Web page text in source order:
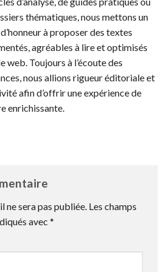
thématiques, nous mettons un
à proposer des textes
agréables à lire et optimisés
web. Toujours à l’écoute des
nous allions rigueur éditoriale et
afin d’offrir une expérience de
enrichissante.
ne sera pas publiée. Les champs
avec *